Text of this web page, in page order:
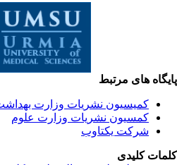
های مرتبط
کمیسیون نشریات وزارت بهداشت
کمسیون نشریات وزارت علوم
شرکت یکتاوب
کلیدی